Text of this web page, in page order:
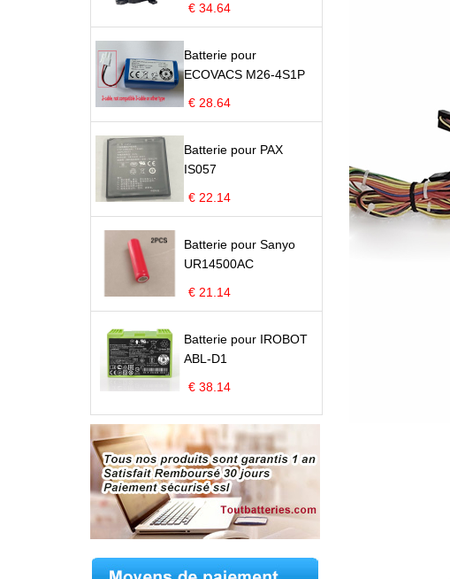
€ 34.64
Batterie pour
ECOVACS M26-4S1P
€ 28.64
Batterie pour PAX
IS057
€ 22.14
Batterie pour Sanyo
UR14500AC
€ 21.14
Batterie pour IROBOT
ABL-D1
€ 38.14